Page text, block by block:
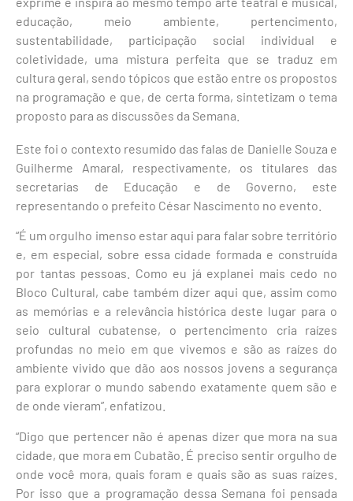
educação, meio ambiente, pertencimento,
sustentabilidade, participação social individual e
coletividade, uma mistura perfeita que se traduz em
cultura geral, sendo tópicos que estão entre os propostos
na programação e que, de certa forma, sintetizam o tema
proposto para as discussões da Semana.
Este foi o contexto resumido das falas de Danielle Souza e
Guilherme Amaral, respectivamente, os titulares das
secretarias de Educação e de Governo, este
representando o prefeito César Nascimento no evento.
“É um orgulho imenso estar aqui para falar sobre território
e, em especial, sobre essa cidade formada e construída
por tantas pessoas. Como eu já explanei mais cedo no
Bloco Cultural, cabe também dizer aqui que, assim como
as memórias e a relevância histórica deste lugar para o
seio cultural cubatense, o pertencimento cria raízes
profundas no meio em que vivemos e são as raízes do
ambiente vivido que dão aos nossos jovens a segurança
para explorar o mundo sabendo exatamente quem são e
de onde vieram”, enfatizou.
“Digo que pertencer não é apenas dizer que mora na sua
cidade, que mora em Cubatão. É preciso sentir orgulho de
onde você mora, quais foram e quais são as suas raízes.
Por isso que a programação dessa Semana foi pensada